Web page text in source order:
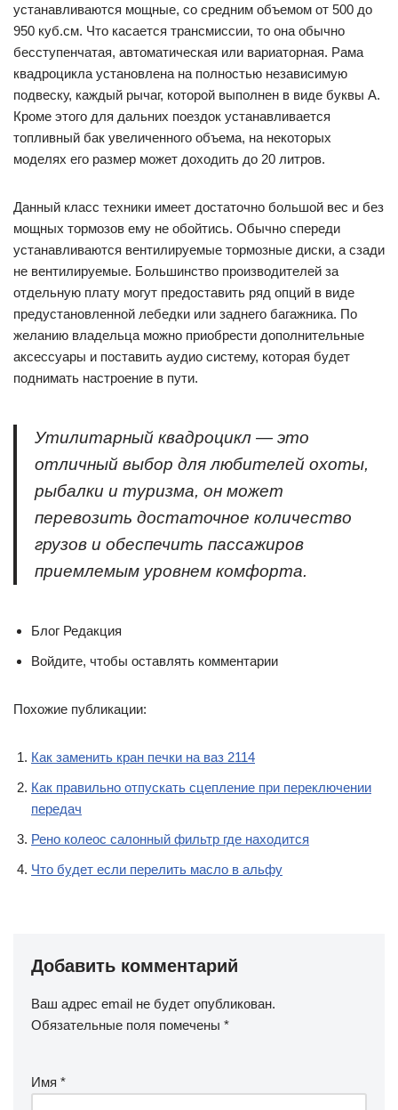
устанавливаются мощные, со средним объемом от 500 до
950 куб.см. Что касается трансмиссии, то она обычно
бесступенчатая, автоматическая или вариаторная. Рама
квадроцикла установлена на полностью независимую
подвеску, каждый рычаг, которой выполнен в виде буквы А.
Кроме этого для дальних поездок устанавливается
топливный бак увеличенного объема, на некоторых
моделях его размер может доходить до 20 литров.
Данный класс техники имеет достаточно большой вес и без
мощных тормозов ему не обойтись. Обычно спереди
устанавливаются вентилируемые тормозные диски, а сзади
не вентилируемые. Большинство производителей за
отдельную плату могут предоставить ряд опций в виде
предустановленной лебедки или заднего багажника. По
желанию владельца можно приобрести дополнительные
аксессуары и поставить аудио систему, которая будет
поднимать настроение в пути.
Утилитарный квадроцикл — это
отличный выбор для любителей охоты,
рыбалки и туризма, он может
перевозить достаточное количество
грузов и обеспечить пассажиров
приемлемым уровнем комфорта.
Блог Редакция
Войдите, чтобы оставлять комментарии
Похожие публикации:
Как заменить кран печки на ваз 2114
Как правильно отпускать сцепление при переключении
передач
Рено колеос салонный фильтр где находится
Что будет если перелить масло в альфу
Добавить комментарий
Ваш адрес email не будет опубликован.
Обязательные поля помечены *
Имя *